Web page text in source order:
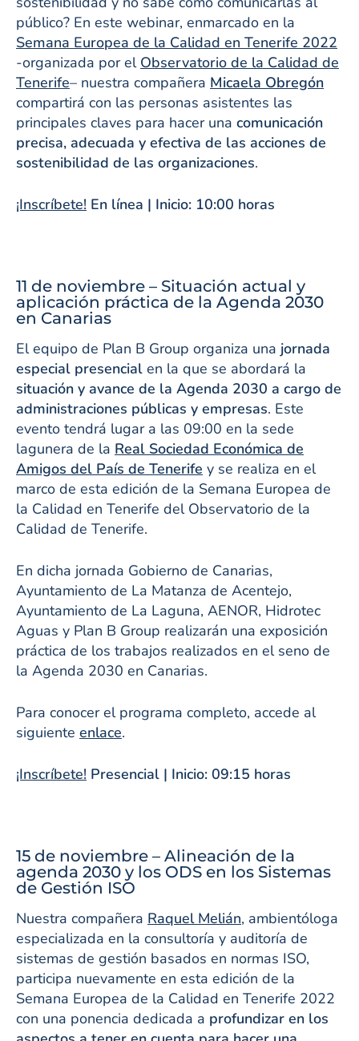
público? En este webinar, enmarcado en la
Semana Europea de la Calidad en Tenerife 2022
-organizada por el Observatorio de la Calidad de
Tenerife– nuestra compañera Micaela Obregón
compartirá con las personas asistentes las
principales claves para hacer una comunicación
precisa, adecuada y efectiva de las acciones de
sostenibilidad de las organizaciones.
¡Inscríbete! En línea | Inicio: 10:00 horas
11 de noviembre – Situación actual y
aplicación práctica de la Agenda 2030
en Canarias
El equipo de Plan B Group organiza una jornada
especial presencial en la que se abordará la
situación y avance de la Agenda 2030 a cargo de
administraciones públicas y empresas. Este
evento tendrá lugar a las 09:00 en la sede
lagunera de la Real Sociedad Económica de
Amigos del País de Tenerife y se realiza en el
marco de esta edición de la Semana Europea de
la Calidad en Tenerife del Observatorio de la
Calidad de Tenerife.
En dicha jornada Gobierno de Canarias,
Ayuntamiento de La Matanza de Acentejo,
Ayuntamiento de La Laguna, AENOR, Hidrotec
Aguas y Plan B Group realizarán una exposición
práctica de los trabajos realizados en el seno de
la Agenda 2030 en Canarias.
Para conocer el programa completo, accede al
siguiente enlace.
¡Inscríbete! Presencial | Inicio: 09:15 horas
15 de noviembre – Alineación de la
agenda 2030 y los ODS en los Sistemas
de Gestión ISO
Nuestra compañera Raquel Melián, ambientóloga
especializada en la consultoría y auditoría de
sistemas de gestión basados en normas ISO,
participa nuevamente en esta edición de la
Semana Europea de la Calidad en Tenerife 2022
con una ponencia dedicada a profundizar en los